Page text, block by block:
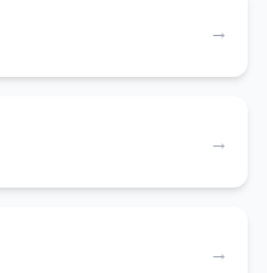
→
→
→